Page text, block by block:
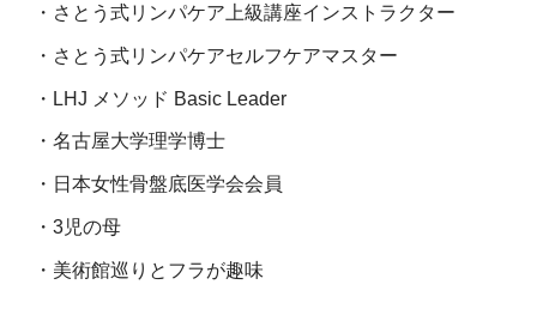
・さとう式リンパケア上級講座インストラクター
・さとう式リンパケアセルフケアマスター
・LHJ メソッド Basic Leader
・名古屋大学理学博士
・日本女性骨盤底医学会会員
・3児の母
・美術館巡りとフラが趣味